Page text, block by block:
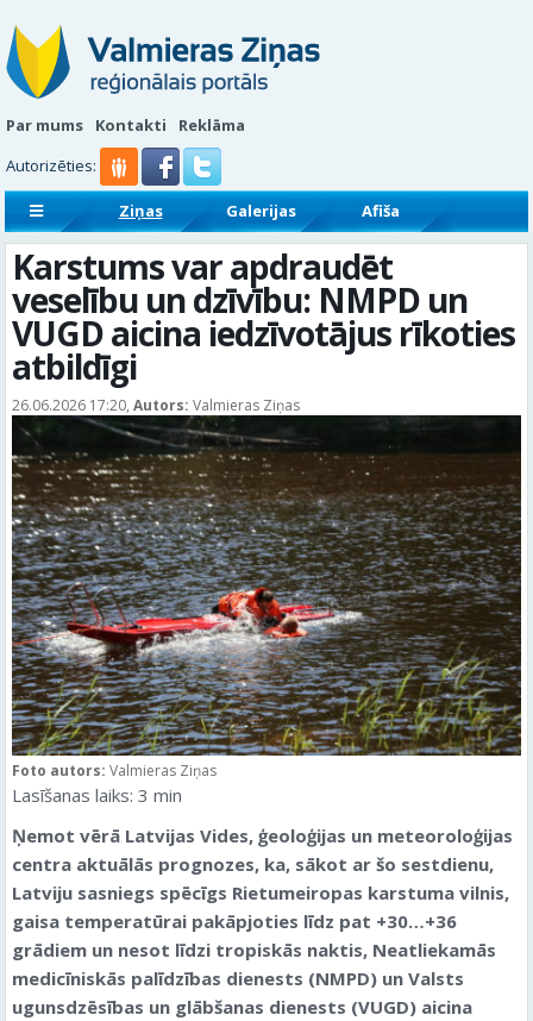
Par mums Kontakti
Reklāma
Autorizēties:
Ziņas Galerijas
Afiša
Sludinājumi
Karstums var apdraudēt
veselību un dzīvību: NMPD un
VUGD aicina iedzīvotājus rīkoties
atbildīgi
26.06.2026 17:20, Autors: Valmieras Ziņas
Foto autors: Valmieras Ziņas
Lasīšanas laiks: 3 min
Ņemot vērā Latvijas Vides, ģeoloģijas un meteoroloģijas
centra aktuālās prognozes, ka, sākot ar šo sestdienu,
Latviju sasniegs spēcīgs Rietumeiropas karstuma vilnis,
gaisa temperatūrai pakāpjoties līdz pat +30…+36
grādiem un nesot līdzi tropiskās naktis, Neatliekamās
medicīniskās palīdzības dienests (NMPD) un Valsts
ugunsdzēsības un glābšanas dienests (VUGD) aicina